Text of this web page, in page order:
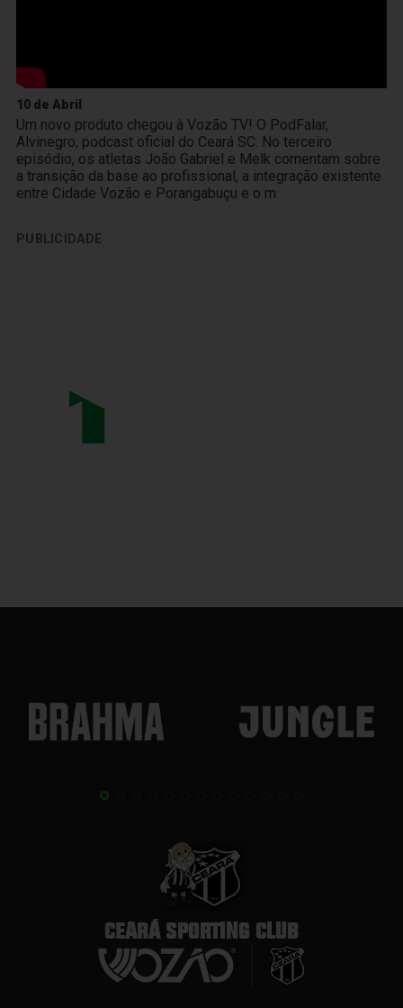
10 de Abril
Um novo produto chegou à Vozão TV! O PodFalar,
Alvinegro, podcast oficial do Ceará SC. No terceiro
episódio, os atletas João Gabriel e Melk comentam sobre
a transição da base ao profissional, a integração existente
entre Cidade Vozão e Porangabuçu e o m
PUBLICIDADE
CEARÁ SPORTING CLUB